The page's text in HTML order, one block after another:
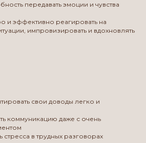
передавать эмоции и чувства
и эффективно реагировать на
импровизировать и вдохновлять
свои доводы легко и
коммуникацию даже с очень
стресса в трудных разговорах